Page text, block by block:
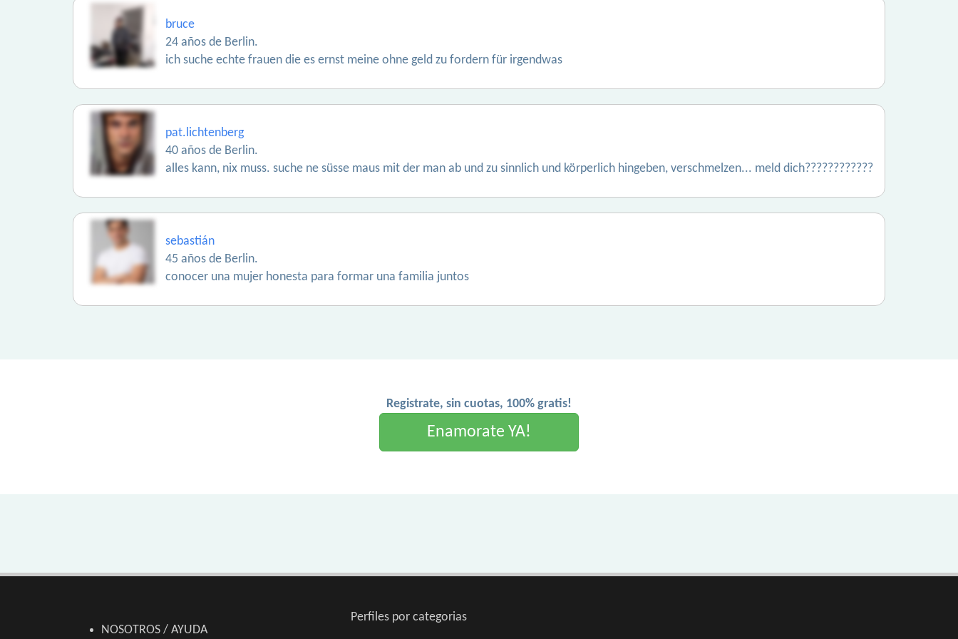
bruce
24 años de Berlin.
ich suche echte frauen die es ernst meine ohne geld zu fordern für irgendwas
pat.lichtenberg
40 años de Berlin.
alles kann, nix muss. suche ne süsse maus mit der man ab und zu sinnlich und körperlich hingeben, verschmelzen... meld dich????????????
sebastián
45 años de Berlin.
conocer una mujer honesta para formar una familia juntos
Registrate, sin cuotas, 100% gratis!
Enamorate YA!
NOSOTROS / AYUDA
Perfiles por categorias